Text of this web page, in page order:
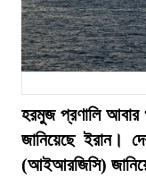
হরমুজ প্রণালি আবার
জানিয়েছে ইরান।
(আইআরজিসি)